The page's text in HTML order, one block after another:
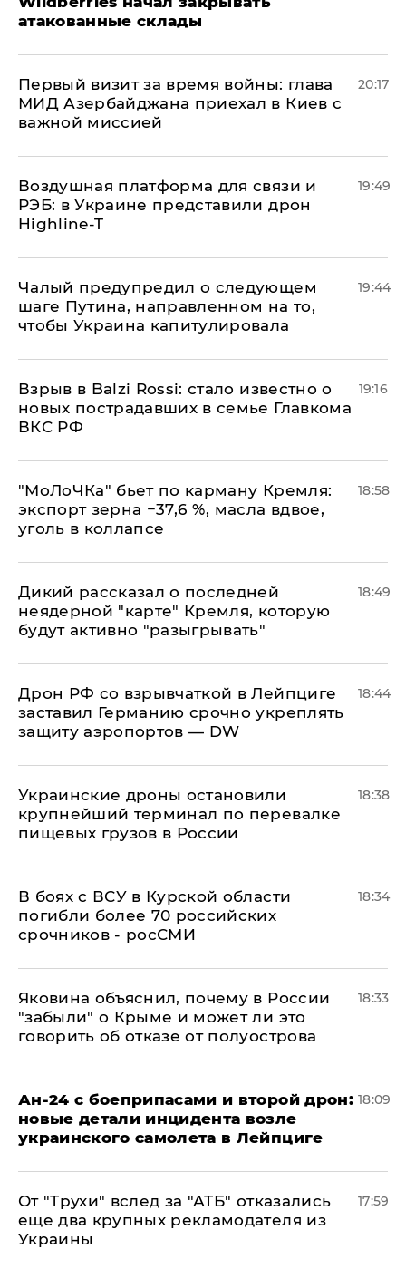
атакованные склады
Первый визит за время войны: глава
МИД Азербайджана приехал в Киев с
важной миссией
20:17
Воздушная платформа для связи и
РЭБ: в Украине представили дрон
Highline-T
19:49
Чалый предупредил о следующем
шаге Путина, направленном на то,
чтобы Украина капитулировала
19:44
Взрыв в Balzi Rossi: стало известно о
новых пострадавших в семье Главкома
ВКС РФ
19:16
​"МоЛоЧКа" бьет по карману Кремля:
экспорт зерна −37,6 %, масла вдвое,
уголь в коллапсе
18:58
Дикий рассказал о последней
неядерной "карте" Кремля, которую
будут активно "разыгрывать"
18:49
​Дрон РФ со взрывчаткой в Лейпциге
заставил Германию срочно укреплять
защиту аэропортов — DW
18:44
Украинские дроны остановили
крупнейший терминал по перевалке
пищевых грузов в России
18:38
В боях с ВСУ в Курской области
погибли более 70 российских
срочников - росСМИ
18:34
Яковина объяснил, почему в России
"забыли" о Крыме и может ли это
говорить об отказе от полуострова
18:33
Ан-24 с боеприпасами и второй дрон:
новые детали инцидента возле
украинского самолета в Лейпциге
18:09
От "Трухи" вслед за "АТБ" отказались
еще два крупных рекламодателя из
Украины
17:59